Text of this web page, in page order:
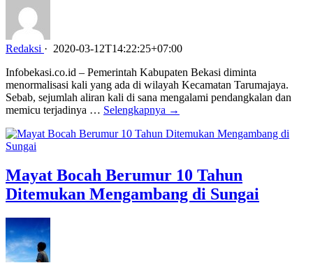
Redaksi · 2020-03-12T14:22:25+07:00
Infobekasi.co.id – Pemerintah Kabupaten Bekasi diminta
menormalisasi kali yang ada di wilayah Kecamatan Tarumajaya.
Sebab, sejumlah aliran kali di sana mengalami pendangkalan dan
memicu terjadinya … Selengkapnya →
Mayat Bocah Berumur 10 Tahun
Ditemukan Mengambang di Sungai